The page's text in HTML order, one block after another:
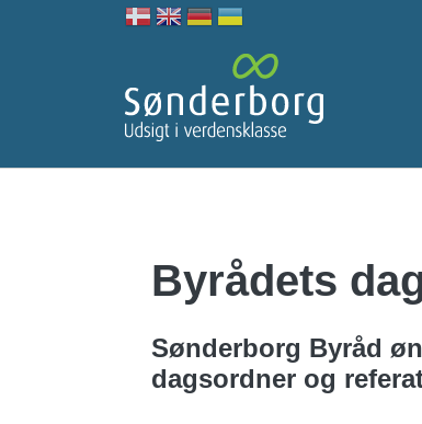
Byrådets
Sønderborg Byråd
dagsordner og